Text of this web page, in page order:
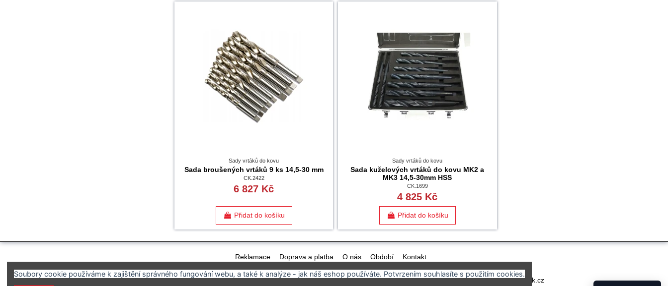
Sady vrtáků do kovu
Sada broušených vrtáků 9 ks 14,5-30 mm
CK.2422
6 827 Kč
Přidat do košíku
Sady vrtáků do kovu
Sada kuželových vrtáků do kovu MK2 a
MK3 14,5-30mm HSS
CK.1699
4 825 Kč
Přidat do košíku
Reklamace Doprava a platba O nás Období Kontakt
SERVICE-SOLUTION s.r.o Nový Dvůr 58, Podhořany u Ronova, ČESKÁ REPUBLIKA +420 725 838 038 eshop@cormak.cz
Soubory cookie používáme k zajištění správného fungování webu, a také k analýze - jak náš eshop používáte. Potvrzením souhlasíte s použitím cookies.